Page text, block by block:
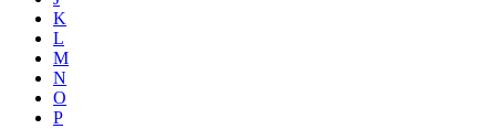
K
L
M
N
O
P